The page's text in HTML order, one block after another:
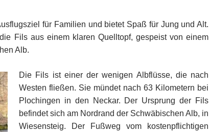
für Familien und bietet Spaß für Jung und Alt.
Fils aus einem klaren Quelltopf, gespeist von einem
Alb.
Die Fils ist einer der wenigen Albflüsse, die nach
Westen fließen. Sie mündet nach 63 Kilometern bei
Plochingen in den Neckar. Der Ursprung der Fils
befindet sich am Nordrand der Schwäbischen Alb, in
Wiesensteig. Der Fußweg vom kostenpflichtigen